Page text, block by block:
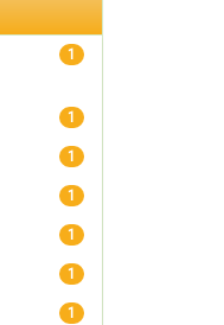
1
1
1
1
1
1
1